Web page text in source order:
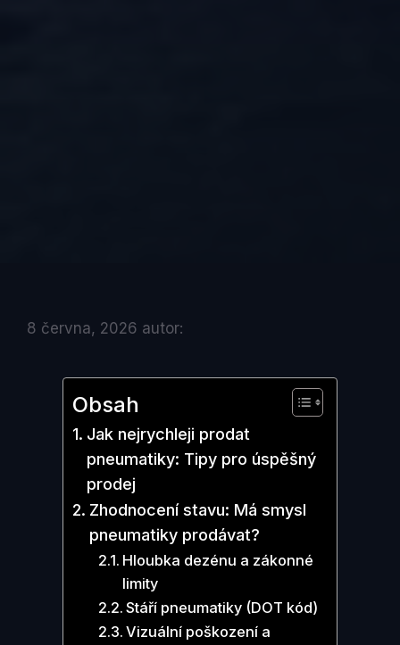
8 června, 2026 autor:
Obsah
Jak nejrychleji prodat
pneumatiky: Tipy pro úspěšný
prodej
Zhodnocení stavu: Má smysl
pneumatiky prodávat?
Hloubka dezénu a zákonné
limity
Stáří pneumatiky (DOT kód)
Vizuální poškození a